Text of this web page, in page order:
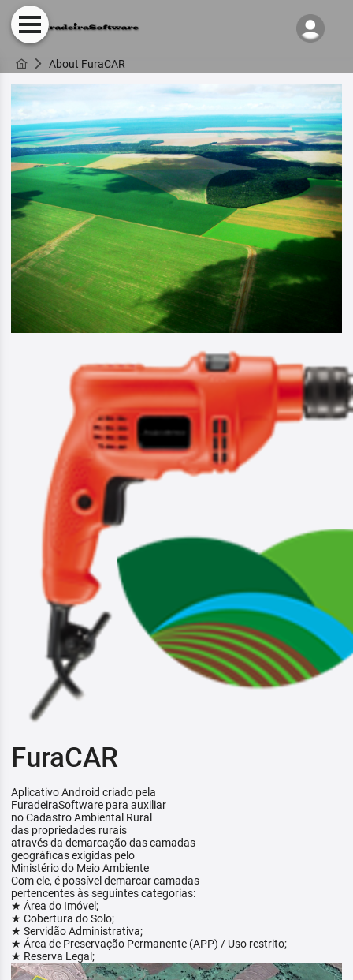
About FuraCAR
FuraCAR
Aplicativo Android criado pela
FuradeiraSoftware para auxiliar
no Cadastro Ambiental Rural
das propriedades rurais
através da demarcação das camadas
geográficas exigidas pelo
Ministério do Meio Ambiente
Com ele, é possível demarcar camadas
pertencentes às seguintes categorias:
★ Área do Imóvel;
★ Cobertura do Solo;
★ Servidão Administrativa;
★ Área de Preservação Permanente (APP) / Uso restrito;
★ Reserva Legal;